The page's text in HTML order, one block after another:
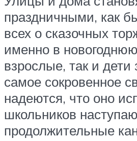
праздничными, как
всех о сказочных
именно в
взрослые, так и дети
самое сокровенное
надеются, что оно
школьников
продолжительные